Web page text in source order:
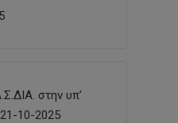
στην υπ’
10-2025